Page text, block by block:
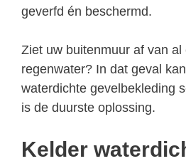
geverfd én beschermd.
Ziet uw buitenmuur af van
regenwater? In dat geval
waterdichte gevelbekleding
is de duurste oplossing.
Kelder